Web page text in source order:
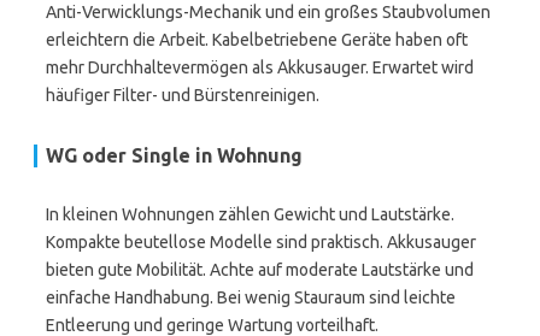
Anti-Verwicklungs-Mechanik und ein großes Staubvolumen
erleichtern die Arbeit. Kabelbetriebene Geräte haben oft
mehr Durchhaltevermögen als Akkusauger. Erwartet wird
häufiger Filter- und Bürstenreinigen.
WG oder Single in Wohnung
In kleinen Wohnungen zählen Gewicht und Lautstärke.
Kompakte beutellose Modelle sind praktisch. Akkusauger
bieten gute Mobilität. Achte auf moderate Lautstärke und
einfache Handhabung. Bei wenig Stauraum sind leichte
Entleerung und geringe Wartung vorteilhaft.